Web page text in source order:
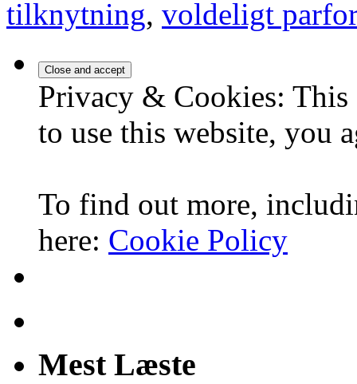
tilknytning, voldeligt
Privacy & Cookies:
to use this website, you
To find out more,
here: Cookie Policy
Mest Læste